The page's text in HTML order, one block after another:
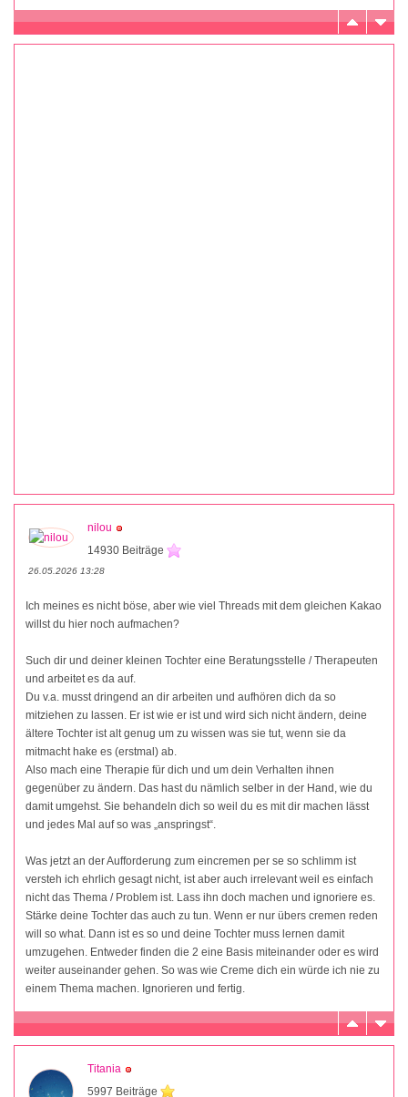
nilou
14930 Beiträge
26.05.2026 13:28
Ich meines es nicht böse, aber wie viel Threads mit dem gleichen Kakao
willst du hier noch aufmachen?
Such dir und deiner kleinen Tochter eine Beratungsstelle / Therapeuten
und arbeitet es da auf.
Du v.a. musst dringend an dir arbeiten und aufhören dich da so
mitziehen zu lassen. Er ist wie er ist und wird sich nicht ändern, deine
ältere Tochter ist alt genug um zu wissen was sie tut, wenn sie da
mitmacht hake es (erstmal) ab.
Also mach eine Therapie für dich und um dein Verhalten ihnen
gegenüber zu ändern. Das hast du nämlich selber in der Hand, wie du
damit umgehst. Sie behandeln dich so weil du es mit dir machen lässt
und jedes Mal auf so was „anspringst“.
Was jetzt an der Aufforderung zum eincremen per se so schlimm ist
versteh ich ehrlich gesagt nicht, ist aber auch irrelevant weil es einfach
nicht das Thema / Problem ist. Lass ihn doch machen und ignoriere es.
Stärke deine Tochter das auch zu tun. Wenn er nur übers cremen reden
will so what. Dann ist es so und deine Tochter muss lernen damit
umzugehen. Entweder finden die 2 eine Basis miteinander oder es wird
weiter auseinander gehen. So was wie Creme dich ein würde ich nie zu
einem Thema machen. Ignorieren und fertig.
Titania
5997 Beiträge